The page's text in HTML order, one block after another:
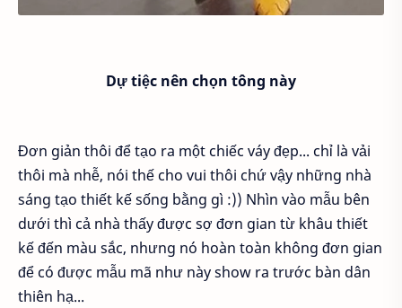
Dự tiệc nên chọn tông này
Đơn giản thôi để tạo ra một chiếc váy đẹp... chỉ là vải
thôi mà nhễ, nói thế cho vui thôi chứ vậy những nhà
sáng tạo thiết kế sống bằng gì :)) Nhìn vào mẫu bên
dưới thì cả nhà thấy được sợ đơn gian từ khâu thiết
kế đến màu sắc, nhưng nó hoàn toàn không đơn gian
để có được mẫu mã như này show ra trước bàn dân
thiên hạ...